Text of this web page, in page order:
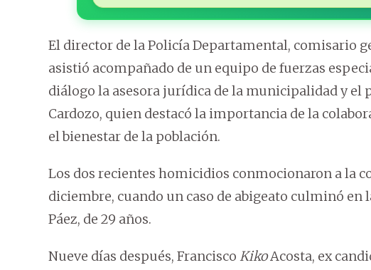
El director de la Policía Departamental, comisario
asistió acompañado de un equipo de fuerzas
diálogo la asesora jurídica de la municipalidad y el
Cardozo, quien destacó la importancia de la
el bienestar de la población.
Los dos recientes homicidios conmocionaron a la
diciembre, cuando un caso de abigeato culminó
Páez, de 29 años.
Nueve días después, Francisco KikoAcosta, ex